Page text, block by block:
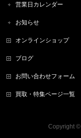
営業日カレンダー
お知らせ
オンラインショップ
ブログ
お問い合わせフォーム
買取・特集ページ一覧
Copyright ©